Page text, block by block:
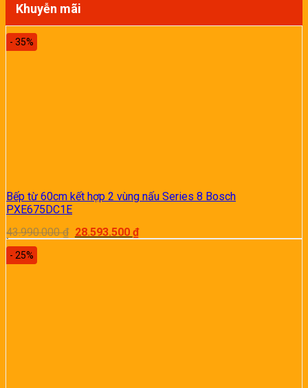
Khuyễn mãi
- 35%
Bếp từ 60cm kết hợp 2 vùng nấu Series 8 Bosch
PXE675DC1E
43.990.000₫ Giá
gốc
28.593.500 ₫Giá
hiện
- 25%